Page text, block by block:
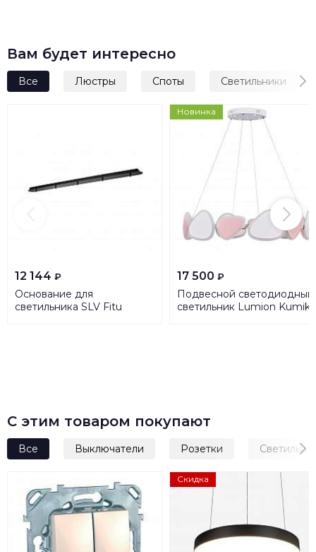
Вам будет интересно
Все Люстры Споты Светильники
12 144 ₽
Основание для
светильника SLV Fitu
Новинка
17 500 ₽
Подвесной светодиодный
светильник Lumion Kumiko
С этим товаром покупают
Все Выключатели Розетки
Скидка